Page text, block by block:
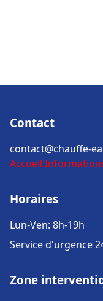
Contact
contact@chauffe-
Accueil
Horaires
Lun-Ven: 8h-19h
Service d'urgence
Zone